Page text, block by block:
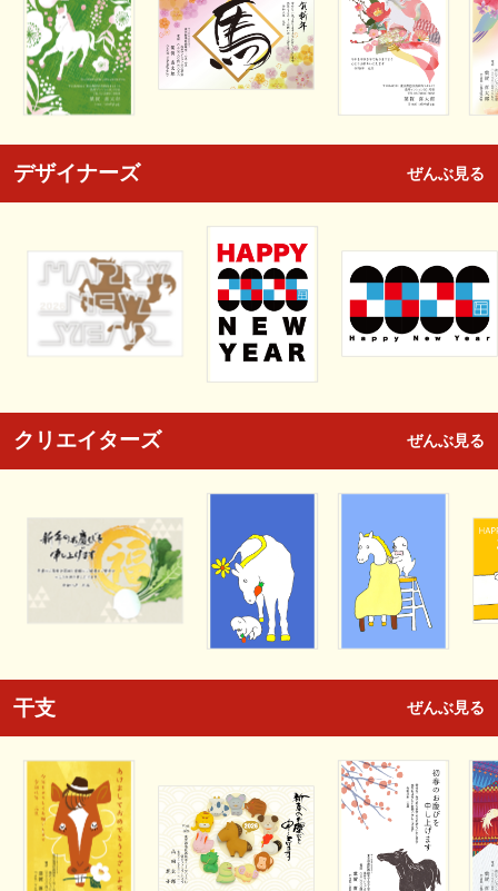
デザイナーズ ぜんぶ見る
クリエイターズ ぜんぶ見る
干支 ぜんぶ見る